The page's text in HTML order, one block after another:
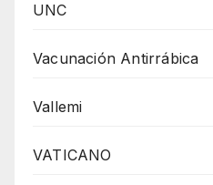
UNC
Vacunación Antirrábica
Vallemi
VATICANO